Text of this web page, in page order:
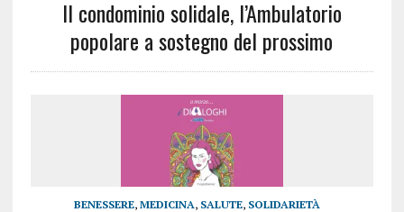
Il condominio solidale, l’Ambulatorio
popolare a sostegno del prossimo
BENESSERE,MEDICINA, SALUTE, SOLIDARIETÀ